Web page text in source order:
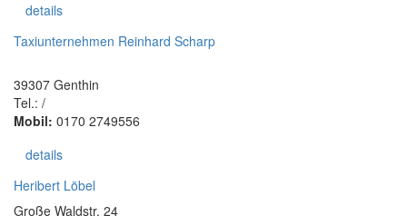
details
Taxiunternehmen Reinhard Scharp
39307 Genthin
Tel.: /
Mobil: 0170 2749556
details
Heribert Löbel
Große Waldstr. 24